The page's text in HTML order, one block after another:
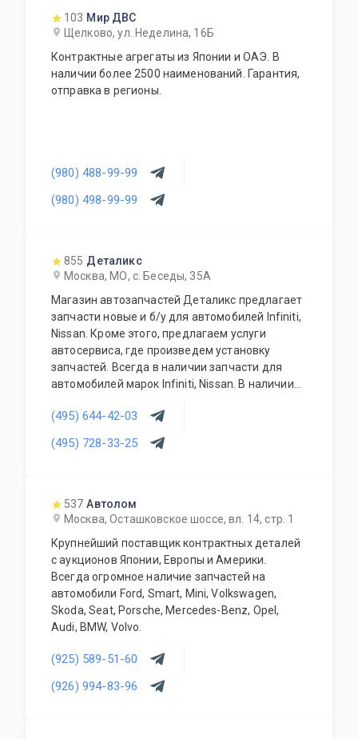
103 Мир ДВС
Щелково, ул. Неделина, 16Б
Контрактные агрегаты из Японии и ОАЭ. В
наличии более 2500 наименований. Гарантия,
отправка в регионы.
(980) 488-99-99
(980) 498-99-99
855 Деталикс
Москва, МО, с. Беседы, 35А
Магазин автозапчастей Деталикс предлагает
запчасти новые и б/у для автомобилей Infiniti,
Nissan. Кроме этого, предлагаем услуги
автосервиса, где произведем установку
запчастей. Всегда в наличии запчасти для
автомобилей марок Infiniti, Nissan. В наличии
гарантию на все автозапчасти и гарантирует
качество выполненных работ.
(495) 644-42-03
(495) 728-33-25
537 Автолом
Москва, Осташковское шоссе, вл. 14, стр. 1
Крупнейший поставщик контрактных деталей
с аукционов Японии, Европы и Америки.
Всегда огромное наличие запчастей на
автомобили Ford, Smart, Mini, Volkswagen,
Skoda, Seat, Porsche, Mercedes-Benz, Opel,
Audi, BMW, Volvo.
(925) 589-51-60
(926) 994-83-96